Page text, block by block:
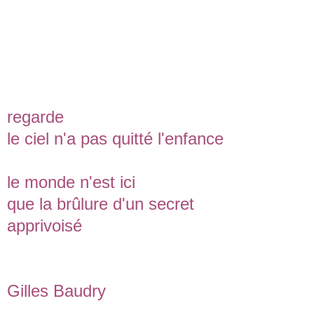
regarde
le ciel n'a pas quitté l'enfance
le monde n'est ici
que la brûlure d'un secret
apprivoisé
Gilles Baudry